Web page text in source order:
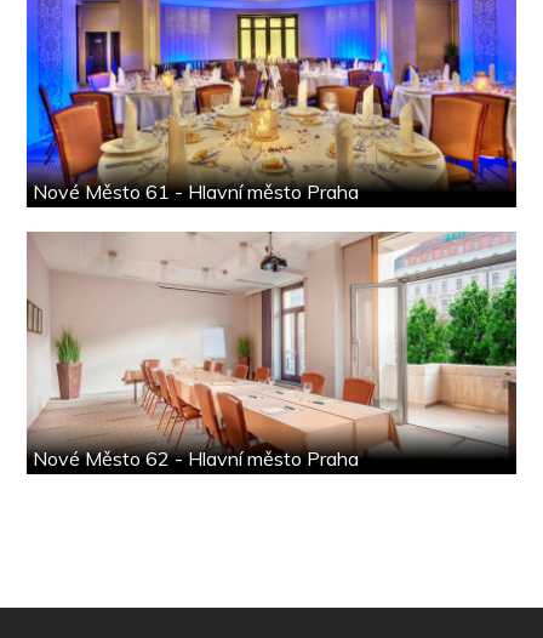
Nové Město 61 - Hlavní město Praha
Nové Město 62 - Hlavní město Praha